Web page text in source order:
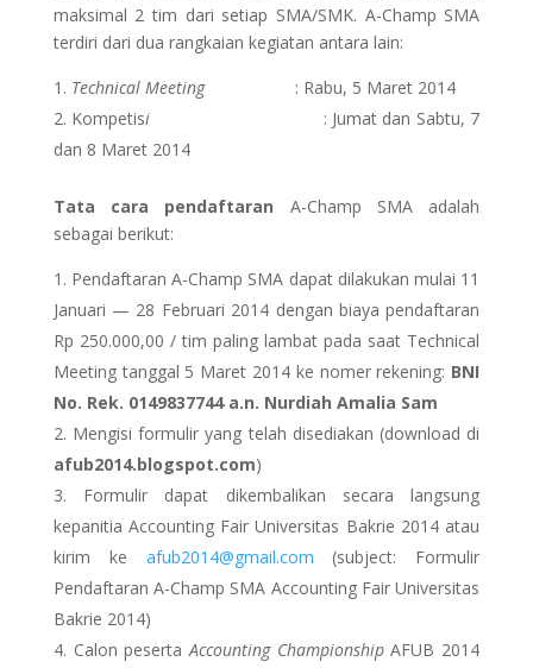
maksimal 2 tim dari setiap SMA/SMK. A-Champ SMA
terdiri dari dua rangkaian kegiatan antara lain:
Technical Meeting : Rabu, 5 Maret 2014
Kompetisi : Jumat dan Sabtu, 7
dan 8 Maret 2014
Tata cara pendaftaran A-Champ SMA adalah
sebagai berikut:
Pendaftaran A-Champ SMA dapat dilakukan mulai 11
Januari — 28 Februari 2014 dengan biaya pendaftaran
Rp 250.000,00 / tim paling lambat pada saat Technical
Meeting tanggal 5 Maret 2014 ke nomer rekening: BNI
No. Rek. 0149837744 a.n. Nurdiah Amalia Sam
Mengisi formulir yang telah disediakan (download di
afub2014.blogspot.com)
Formulir dapat dikembalikan secara langsung
kepanitia Accounting Fair Universitas Bakrie 2014 atau
kirim ke afub2014@gmail.com (subject: Formulir
Pendaftaran A-Champ SMA Accounting Fair Universitas
Bakrie 2014)
Calon pesertaAccounting ChampionshipAFUB 2014